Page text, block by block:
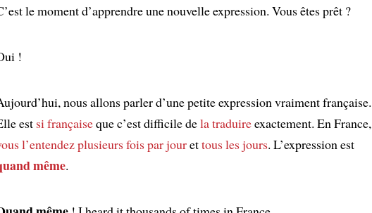
le moment d’apprendre une nouvelle expression. Vous êtes prêt ?
!
nous allons parler d’une petite expression vraiment française.
est si françaiseque c’est difficile dela traduireexactement. En France,
l’entendezplusieurs fois par jourettous les jours. L’expression est
même.